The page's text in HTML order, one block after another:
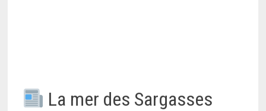
La mer des Sargasses